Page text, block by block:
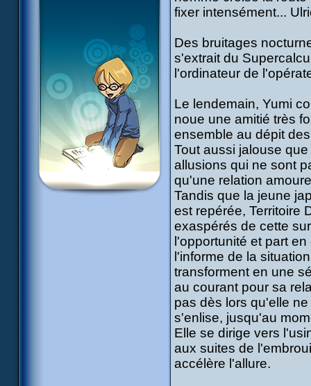
fixer intensément...
Des bruitages
s'extrait du
l'ordinateur de
Le lendemain, Yumi
noue une amitié très
ensemble au dépit
Tout aussi jalouse
allusions qui ne sont
qu'une relation
Tandis que la jeune
est repérée, Territoire
exaspérés de cette
l'opportunité et part
l'informe de la
transforment en une
au courant pour sa
pas dès lors qu'elle
s'enlise, jusqu'au
Elle se dirige vers
aux suites de
accélère l'allure.